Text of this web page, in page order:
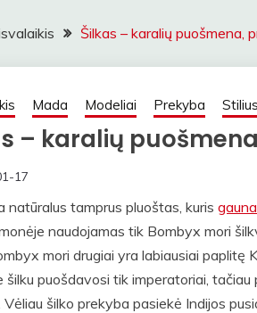
Šilkas – karalių puošmena,
Mada Modeliai Prekyba Stilius
– karalių
17
natūralus tamprus pluoštas, kuris
naudojamas tik Bombyx mori
mori drugiai yra labiausiai paplitę
šilku puošdavosi tik imperatoriai, tačiau
Vėliau šilko prekyba pasiekė Indijos